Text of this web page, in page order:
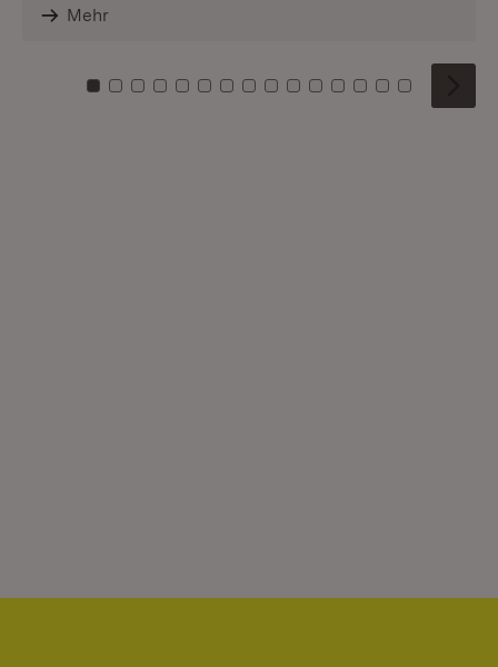
Mehr
Zu Kachel: 0
Zu Kachel: 1
Zu Kachel: 2
Zu Kachel: 3
Zu Kachel: 4
Zu Kachel: 5
Zu Kachel: 6
Zu Kachel: 7
Zu Kachel: 8
Zu Kachel: 9
Zu Kachel: 10
Zu Kachel: 11
Zu Kachel: 12
Zu Kachel:
Zu